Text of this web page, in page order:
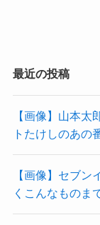
最近の投稿
【画像】山本
トたけしのあの
【画像】セブ
くこんなものま